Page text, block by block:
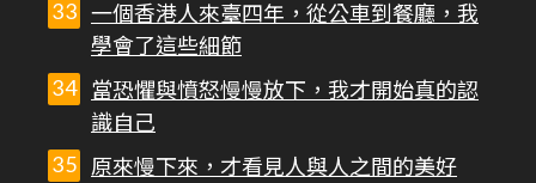
一個香港人來臺四年，從公車到餐廳，我
學會了這些細節
當恐懼與憤怒慢慢放下，我才開始真的認
識自己
原來慢下來，才看見人與人之間的美好